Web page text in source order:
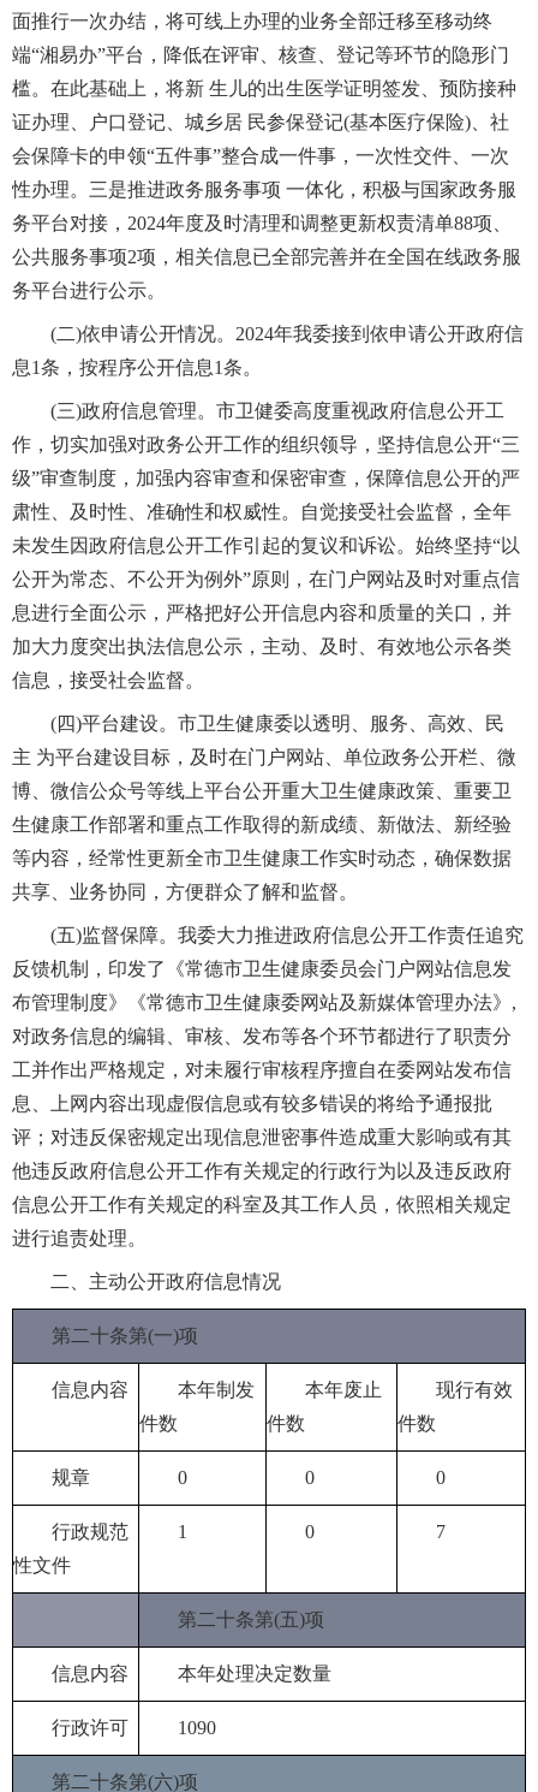
面推行一次办结，将可线上办理的业务全部迁移至移动终
端“湘易办”平台，降低在评审、核查、登记等环节的隐形门
槛。在此基础上，将新 生儿的出生医学证明签发、预防接种
证办理、户口登记、城乡居 民参保登记(基本医疗保险)、社
会保障卡的申领“五件事”整合成一件事，一次性交件、一次
性办理。三是推进政务服务事项 一体化，积极与国家政务服
务平台对接，2024年度及时清理和调整更新权责清单88项、
公共服务事项2项，相关信息已全部完善并在全国在线政务服
务平台进行公示。
(二)依申请公开情况。2024年我委接到依申请公开政府信
息1条，按程序公开信息1条。
(三)政府信息管理。市卫健委高度重视政府信息公开工
作，切实加强对政务公开工作的组织领导，坚持信息公开“三
级”审查制度，加强内容审查和保密审查，保障信息公开的严
肃性、及时性、准确性和权威性。自觉接受社会监督，全年
未发生因政府信息公开工作引起的复议和诉讼。始终坚持“以
公开为常态、不公开为例外”原则，在门户网站及时对重点信
息进行全面公示，严格把好公开信息内容和质量的关口，并
加大力度突出执法信息公示，主动、及时、有效地公示各类
信息，接受社会监督。
(四)平台建设。市卫生健康委以透明、服务、高效、民
主 为平台建设目标，及时在门户网站、单位政务公开栏、微
博、微信公众号等线上平台公开重大卫生健康政策、重要卫
生健康工作部署和重点工作取得的新成绩、新做法、新经验
等内容，经常性更新全市卫生健康工作实时动态，确保数据
共享、业务协同，方便群众了解和监督。
(五)监督保障。我委大力推进政府信息公开工作责任追究
反馈机制，印发了《常德市卫生健康委员会门户网站信息发
布管理制度》《常德市卫生健康委网站及新媒体管理办法》,
对政务信息的编辑、审核、发布等各个环节都进行了职责分
工并作出严格规定，对未履行审核程序擅自在委网站发布信
息、上网内容出现虚假信息或有较多错误的将给予通报批
评；对违反保密规定出现信息泄密事件造成重大影响或有其
他违反政府信息公开工作有关规定的行政行为以及违反政府
信息公开工作有关规定的科室及其工作人员，依照相关规定
进行追责处理。
二、主动公开政府信息情况
第二十条第(一)项
信息内容
本年制发
件数
本年废止
件数
现行有效
件数
规章 0 0 0
行政规范
性文件
1 0 7
第二十条第(五)项
信息内容 本年处理决定数量
行政许可 1090
第二十条第(六)项